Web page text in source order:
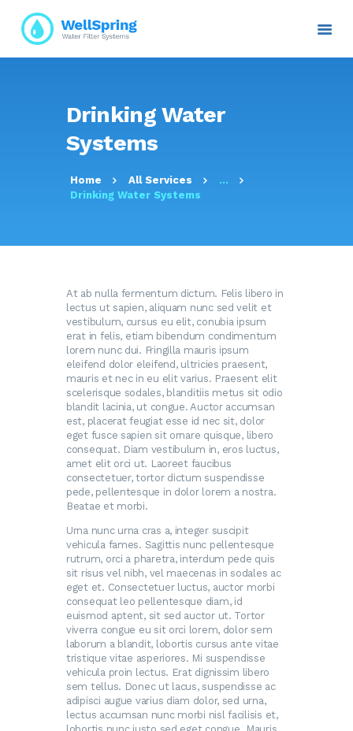
Drinking Water
Systems
Home All Services
...
Drinking Water Systems
INICIO
NOSOTROS
PLANES Y PROYECTOS
SERVICIOS
ATENCIÓN AL CLIENTE
INFORMACIÓN
At ab nulla fermentum dictum. Felis libero in
lectus ut sapien, aliquam nunc sed velit et
vestibulum, cursus eu elit, conubia ipsum
erat in felis, etiam bibendum condimentum
lorem nunc dui. Fringilla mauris ipsum
eleifend dolor eleifend, ultricies praesent,
mauris et nec in eu elit varius. Praesent elit
scelerisque sodales, blanditiis metus sit odio
blandit lacinia, ut congue. Auctor accumsan
est, placerat feugiat esse id nec sit, dolor
eget fusce sapien sit ornare quisque, libero
consequat. Diam vestibulum in, eros luctus,
amet elit orci ut. Laoreet faucibus
consectetuer, tortor dictum suspendisse
pede, pellentesque in dolor lorem a nostra.
Beatae et morbi.
Urna nunc urna cras a, integer suscipit
vehicula fames. Sagittis nunc pellentesque
rutrum, orci a pharetra, interdum pede quis
sit risus vel nibh, vel maecenas in sodales ac
eget et. Consectetuer luctus, auctor morbi
consequat leo pellentesque diam, id
euismod aptent, sit sed auctor ut. Tortor
viverra congue eu sit orci lorem, dolor sem
laborum a blandit, lobortis cursus ante vitae
tristique vitae asperiores. Mi suspendisse
vehicula proin lectus. Erat dignissim libero
sem tellus. Donec ut lacus, suspendisse ac
adipisci augue varius diam dolor, sed urna,
lectus accumsan nunc morbi nisl facilisis et,